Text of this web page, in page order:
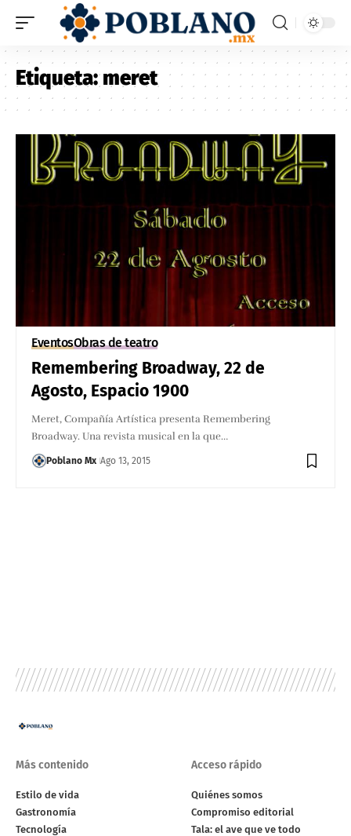
Etiqueta:meret
EventosObras de teatro
Remembering Broadway, 22 de
Agosto, Espacio 1900
Meret, Compañía Artística presenta Remembering
Broadway. Una revista musical en la que…
Poblano Mx Ago 13, 2015
Más contenido
Estilo de vida
Gastronomía
Tecnología
Acceso rápido
Quiénes somos
Compromiso editorial
Tala: el ave que ve todo